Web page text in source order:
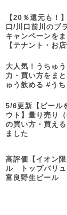
【20％還元も！
口/川口前川のブ
キャンペーンを
【テナント・お店
大人気！うちゅ
力・買い方をま
ゅう飲める #うち
5/6更新【ビール
ウト】量り売り
の買い方・買え
ました
高評価【イオン
ル トップバリ
富良野生ビール